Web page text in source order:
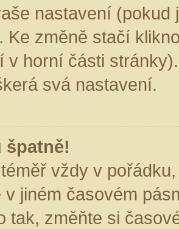
nastavení (pokud
Ke změně stačí
v horní části
svá nastavení.
špatně!
vždy v
v jiném časovém
tak, změňte si